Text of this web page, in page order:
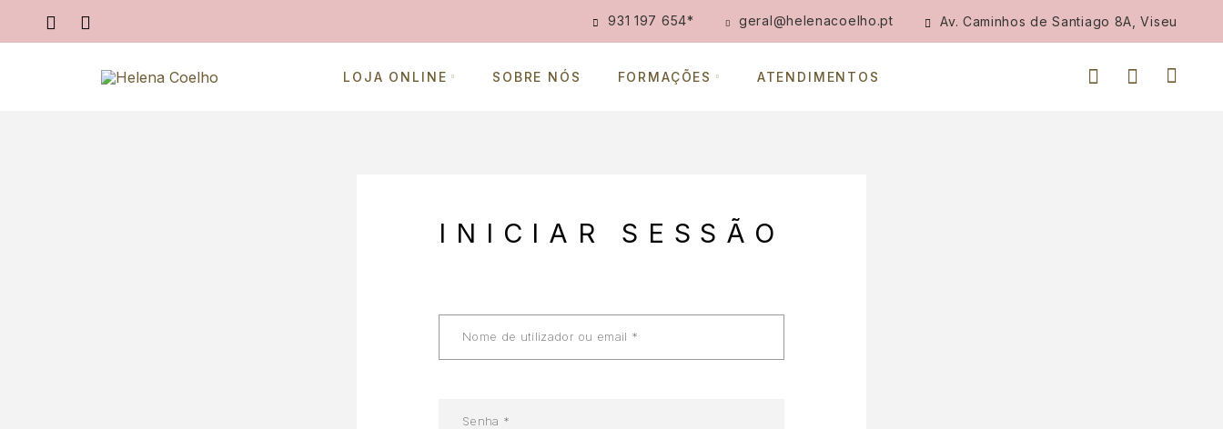
931 197 654* geral@helenacoelho.pt Av. Caminhos de Santiago 8A, Viseu
LOJA ONLINE SOBRE NÓS FORMAÇÕES ATENDIMENTOS
INICIAR SESSÃO